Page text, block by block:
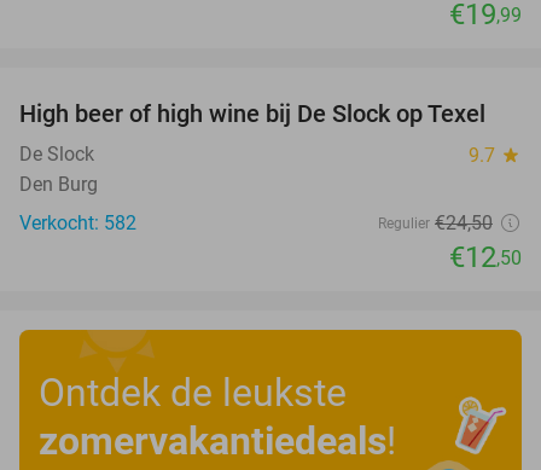
€19,99
49%
High beer of high wine bij De Slock op Texel
De Slock 9.7 star
Den Burg
Verkocht: 582
Regulier €24,50
€12,50
Ontdek de leukste
zomervakantiedeals!